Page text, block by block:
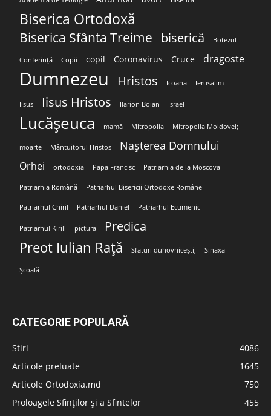
Biserica Ortodoxă
Biserica Sfânta Treime biserică Botezul
Conferință Copii copil Coronavirus Cruce dragoste
Dumnezeu Hristos Icoana Ierusalim
Iisus Iisus Hristos Ilarion Boian Israel
Lucășeuca mamă Mitropolia Mitropolia Moldovei;
moarte Mântuitorul Hristos Nașterea Domnului
Orhei ortodoxia Papa Francisc Patriarhia de la Moscova
Patriarhia Română Patriarhul Bisericii Ortodoxe Române
Patriarhul Chiril Patriarhul Daniel Patriarhul Ecumenic
Patriarhul Kirill pictura Predica
Preot Iulian Rață Sfaturi duhovnicești; Sinaxa
Școală
CATEGORIE POPULARĂ
Stiri
4086
Articole preluate
1645
Articole Ortodoxia.md
750
Proloagele Sfinților și a Sfintelor
455